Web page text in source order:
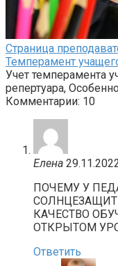
Страница
Темперамент
Учет темперамента
репертуара,
Комментарии: 10
Елена
ПОЧЕМУ У
КАЧЕСТВО
ОТКРЫТОМ
Ответить